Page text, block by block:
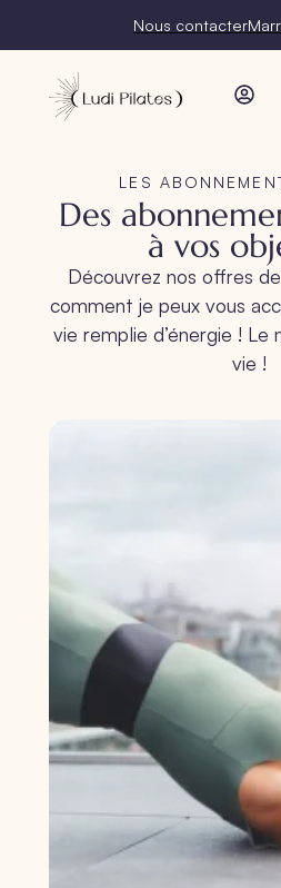
Nous contacter
LES
Des
à vos
Découvrez nos offres
comment je peux vous
vie remplie d’énergie ! Le
vie !